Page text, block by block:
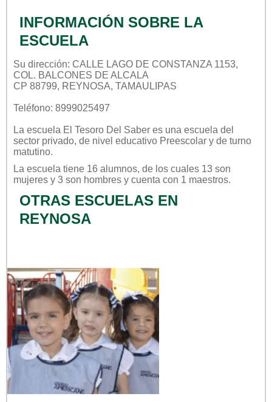
INFORMACIÓN SOBRE LA
ESCUELA
Su dirección: CALLE LAGO DE CONSTANZA 1153,
COL. BALCONES DE ALCALA
CP 88799, REYNOSA, TAMAULIPAS
Teléfono: 8999025497
La escuela El Tesoro Del Saber es una escuela del
sector privado, de nivel educativo Preescolar y de turno
matutino.
La escuela tiene 16 alumnos, de los cuales 13 son
mujeres y 3 son hombres y cuenta con 1 maestros.
OTRAS ESCUELAS EN
REYNOSA